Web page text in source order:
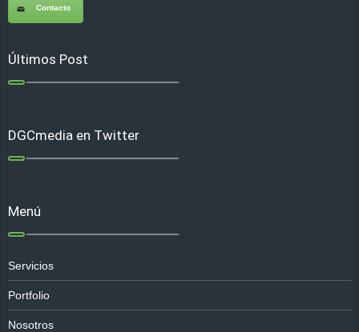
Contacto
Últimos Post
DGCmedia en Twitter
Menú
Servicios
Portfolio
Nosotros